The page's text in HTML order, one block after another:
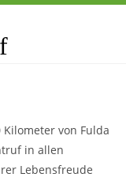
von Fulda
in allen
Lebensfreude